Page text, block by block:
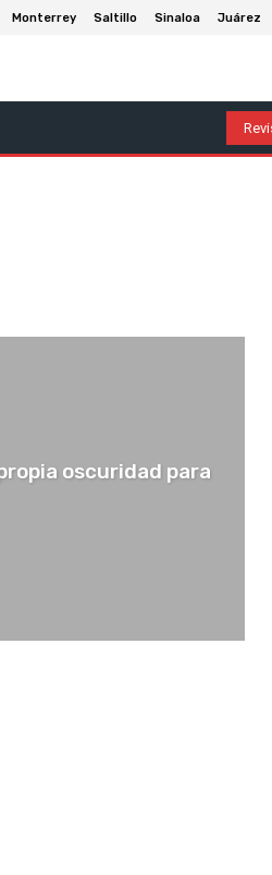
Monterrey Saltillo Sinaloa Juárez
Economía
oscuridad para